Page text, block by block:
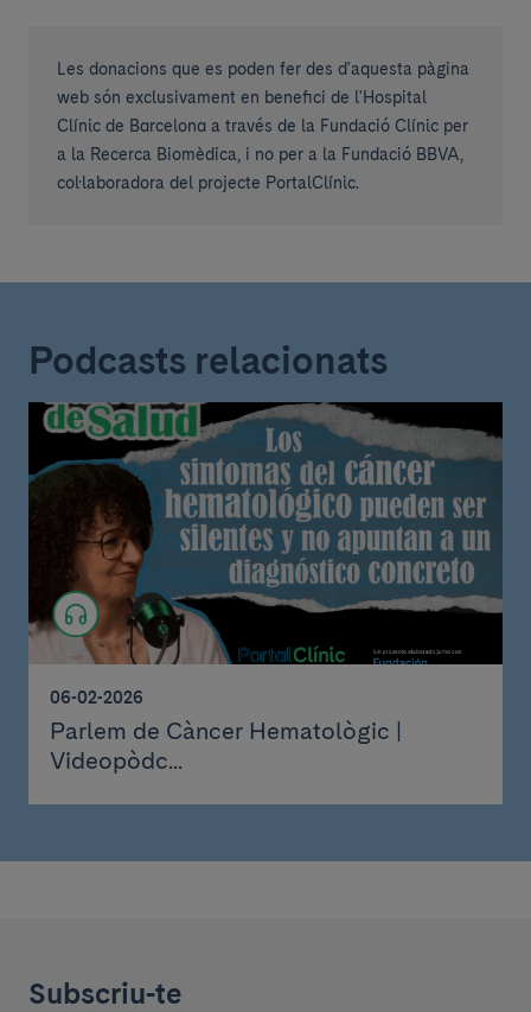
Les donacions que es poden fer des d'aquesta pàgina
web són exclusivament en benefici de l'Hospital
Clínic de Barcelona a través de la Fundació Clínic per
a la Recerca Biomèdica, i no per a la Fundació BBVA,
col·laboradora del projecte PortalClínic.
Podcasts relacionats
06-02-2026
Parlem de Càncer Hematològic |
Videopòdc...
Subscriu-te